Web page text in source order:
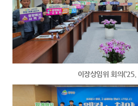
이장상임위 회의(‘25.